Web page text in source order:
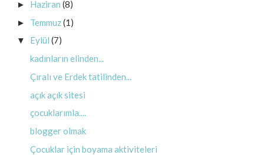
► Haziran (8)
► Temmuz(1)
▼ Eylül (7)
kadınların elinden...
Çıralı ve Erdek tatilinden...
açık açık sitesi
çocuklarımla....
blogger olmak
Çocuklar için boyama aktiviteleri